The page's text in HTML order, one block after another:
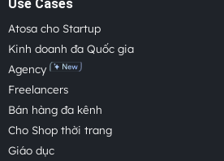
Use Cases
Atosa cho Startup
Kinh doanh đa Quốc gia
Agency
Freelancers
Bán hàng đa kênh
Cho Shop thời trang
Giáo dục